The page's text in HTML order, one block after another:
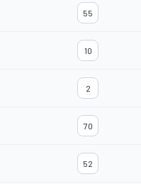
55
10
2
70
52